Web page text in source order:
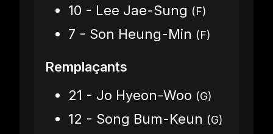
10 - Lee Jae-Sung (F)
7 - Son Heung-Min (F)
Remplaçants
21 - Jo Hyeon-Woo (G)
12 - Song Bum-Keun (G)